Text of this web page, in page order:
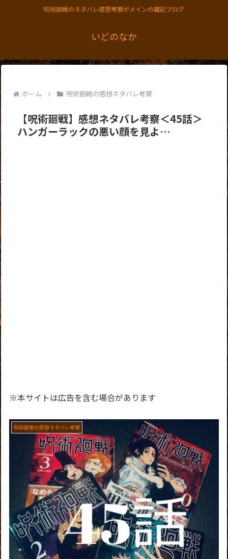
呪術廻戦のネタバレ感想考察がメインの雑記ブログ
いどのなか
ホーム 呪術廻戦の感想ネタバレ考察
【呪術廻戦】感想ネタバレ考察＜45話＞
ハンガーラックの悪い顔を見よ…
※本サイトは広告を含む場合があります
呪術廻戦の感想ネタバレ考察